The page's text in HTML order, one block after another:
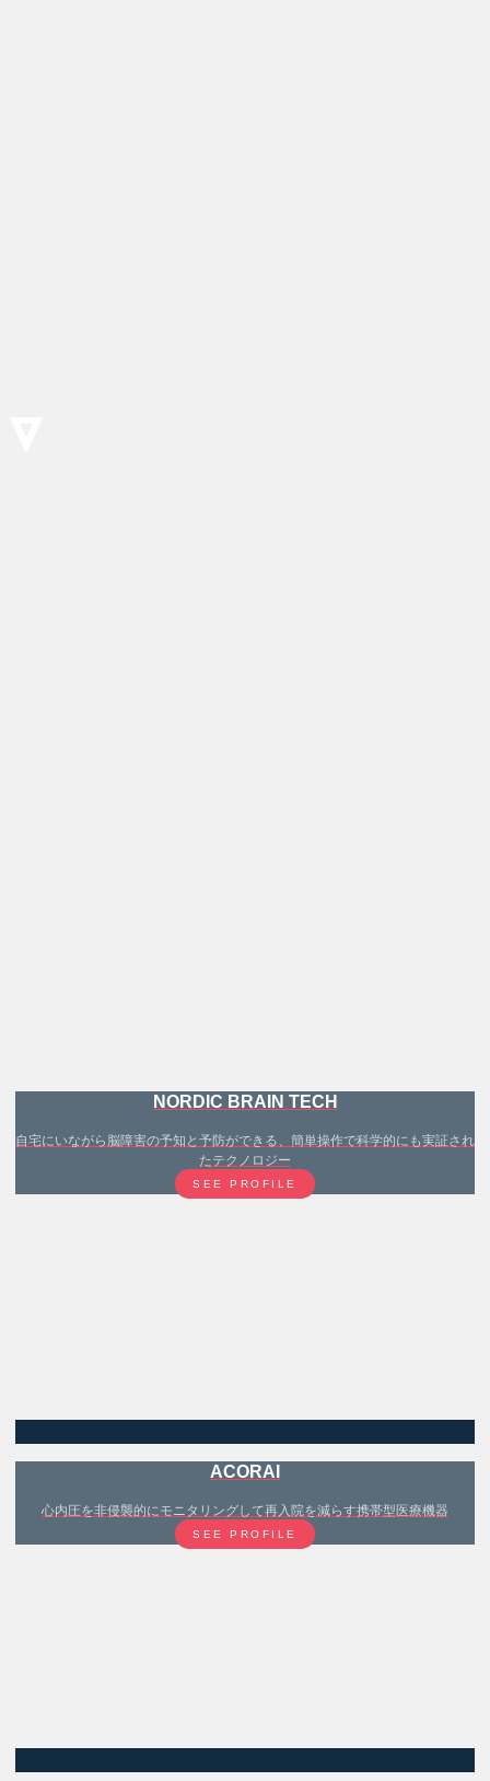
NORDIC BRAIN TECH
自宅にいながら脳障害の予知と予防ができる、簡単操作で科学的にも実証され
たテクノロジー
SEE PROFILE
ACORAI
心内圧を非侵襲的にモニタリングして再入院を減らす携帯型医療機器
SEE PROFILE